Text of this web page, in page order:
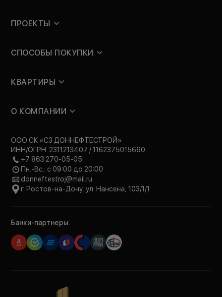
ПРОЕКТЫ
СПОСОБЫ ПОКУПКИ
КВАРТИРЫ
О КОМПАНИИ
ООО СК «СЗ ДОННЕФТЕСТРОЙ»
ИНН/ОГРН: 2311213407 / 1162375015660
+7 863 270-05-05
Пн.-Вс.: с 09:00 до 20:00
donneftestroj@mail.ru
г. Ростов-на-Дону, ул. Нансена, 103/1/1
Банки-партнеры: